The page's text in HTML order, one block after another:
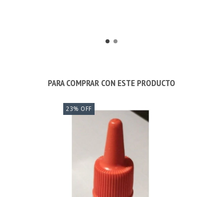
PARA COMPRAR CON ESTE PRODUCTO
23% OFF